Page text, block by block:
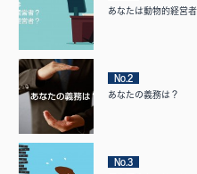
あなたは動物的経営
No.2
あなたの義務は？
No.3